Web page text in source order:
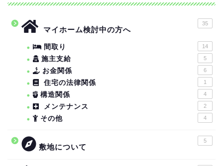
マイホーム検討中の方へ
35
間取り 14
施主支給 5
お金関係 6
住宅の法律関係 1
構造関係 4
メンテナンス 2
その他 4
敷地について
5